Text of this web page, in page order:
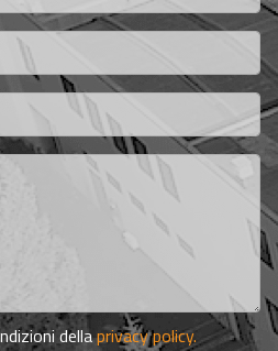
dellaprivacy policy.